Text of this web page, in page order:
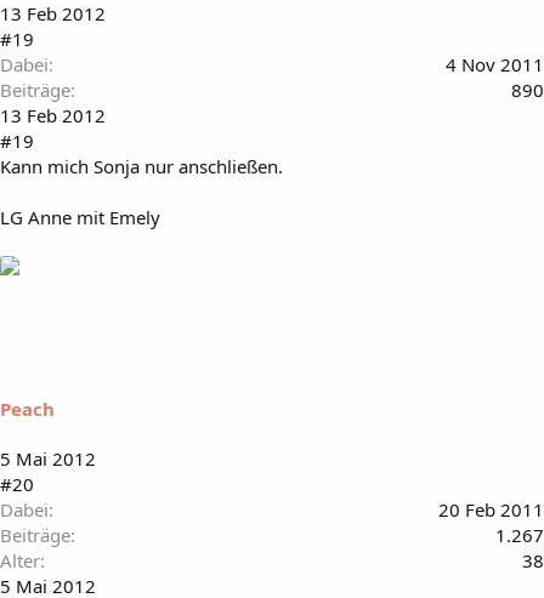
13 Feb 2012
#19
Dabei
4 Nov 2011
Beiträge
890
13 Feb 2012
#19
Kann mich Sonja nur anschließen.
LG Anne mit Emely
Peach
5 Mai 2012
#20
Dabei
20 Feb 2011
Beiträge
1.267
Alter
38
5 Mai 2012